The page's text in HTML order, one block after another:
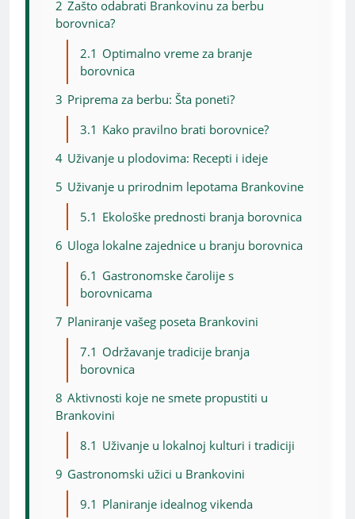
2 Zašto odabrati Brankovinu za berbu
borovnica?
2.1 Optimalno vreme za branje
borovnica
3 Priprema za berbu: Šta poneti?
3.1 Kako pravilno brati borovnice?
4 Uživanje u plodovima: Recepti i ideje
5 Uživanje u prirodnim lepotama Brankovine
5.1 Ekološke prednosti branja borovnica
6 Uloga lokalne zajednice u branju borovnica
6.1 Gastronomske čarolije s
borovnicama
7 Planiranje vašeg poseta Brankovini
7.1 Održavanje tradicije branja
borovnica
8 Aktivnosti koje ne smete propustiti u
Brankovini
8.1 Uživanje u lokalnoj kulturi i tradiciji
9 Gastronomski užici u Brankovini
9.1 Planiranje idealnog vikenda